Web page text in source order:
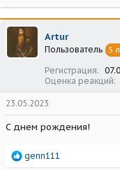
а
к
ц
и
и
Artur
Пользователь 5
Регистрация
Оценка реакций
23.05.2023
С днем рождения!
Р
genn111